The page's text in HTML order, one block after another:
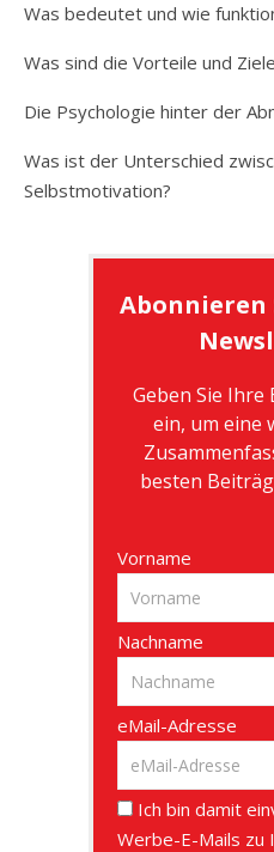
Was bedeutet und wie
Was sind die Vorteile und
Die Psychologie hinter der
Was ist der Unterschied
Selbstmotivation?
Abonnieren
Geben Sie Ihre
ein, um eine
besten
Vorname
Nachname
eMail-Adresse
Ich bin damit
Werbe-E-Mails zu